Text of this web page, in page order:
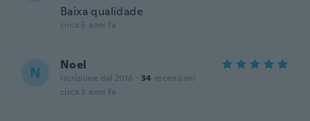
Baixa qualidade
circa 5 anni fa
N Noel
Iscrizione dal 2016 · 34 recensioni
circa 5 anni fa